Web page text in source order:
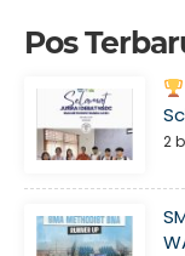
Pos
2